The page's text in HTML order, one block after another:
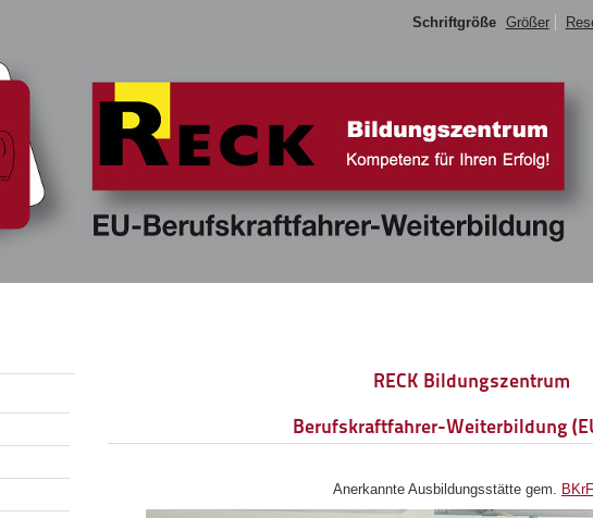
Schriftgröße Größer
RECK Bildungszentrum
Berufskraftfahrer-Weiterbildung
Anerkannte Ausbildungsstätte gem.